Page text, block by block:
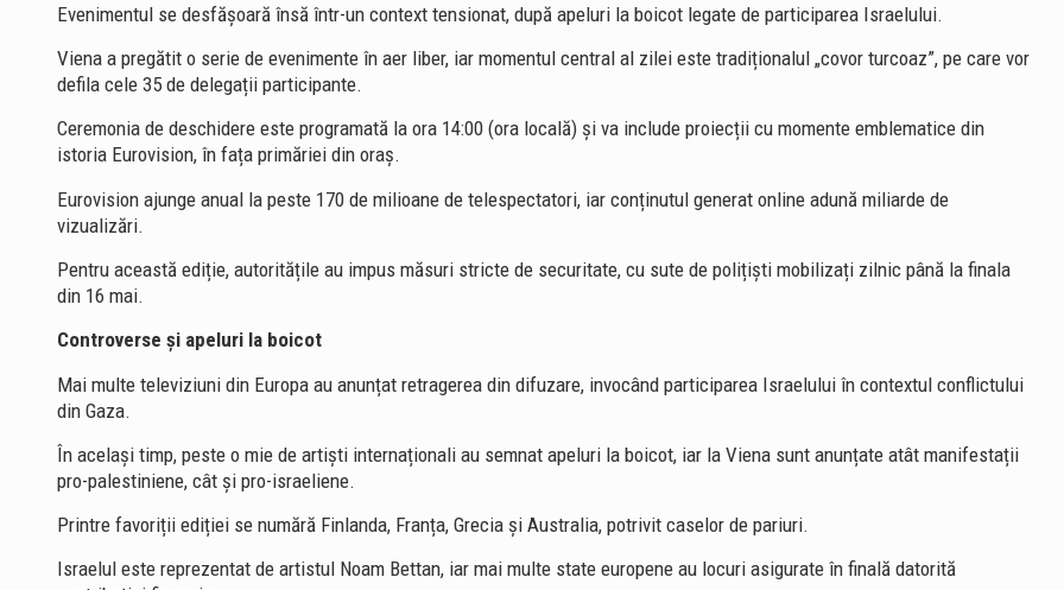
Evenimentul se desfășoară însă într-un context tensionat, după apeluri la boicot legate de participarea Israelului.
Viena a pregătit o serie de evenimente în aer liber, iar momentul central al zilei este tradiționalul „covor turcoaz”, pe care vor
defila cele 35 de delegații participante.
Ceremonia de deschidere este programată la ora 14:00 (ora locală) și va include proiecții cu momente emblematice din
istoria Eurovision, în fața primăriei din oraș.
Eurovision ajunge anual la peste 170 de milioane de telespectatori, iar conținutul generat online adună miliarde de
vizualizări.
Pentru această ediție, autoritățile au impus măsuri stricte de securitate, cu sute de polițiști mobilizați zilnic până la finala
din 16 mai.
Controverse și apeluri la boicot
Mai multe televiziuni din Europa au anunțat retragerea din difuzare, invocând participarea Israelului în contextul conflictului
din Gaza.
În același timp, peste o mie de artiști internaționali au semnat apeluri la boicot, iar la Viena sunt anunțate atât manifestații
pro-palestiniene, cât și pro-israeliene.
Printre favoriții ediției se numără Finlanda, Franța, Grecia și Australia, potrivit caselor de pariuri.
Israelul este reprezentat de artistul Noam Bettan, iar mai multe state europene au locuri asigurate în finală datorită